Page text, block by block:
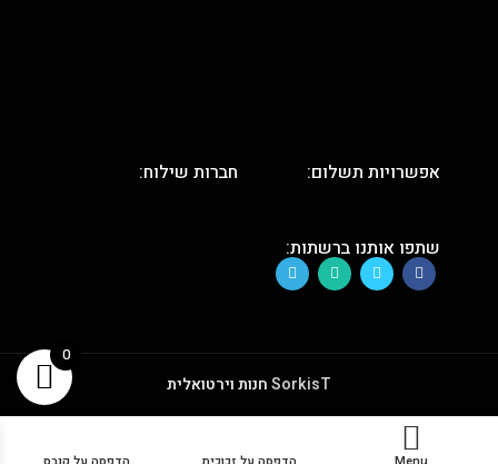
אפשרויות תשלום: חברות שילוח:
שתפו אותנו ברשתות:
SorkisTחנות וירטואלית
0